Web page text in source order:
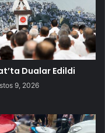
Dualar Edildi
9, 2026